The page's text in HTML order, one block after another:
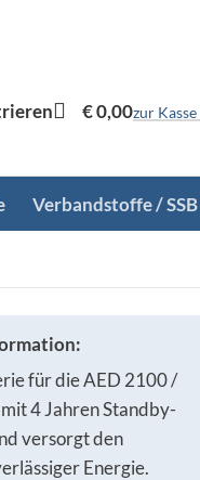
€0,00zur Kasse
Verbandstoffe / SSB
für die AED 2100 /
4 Jahren Standby-
versorgt den
Energie.